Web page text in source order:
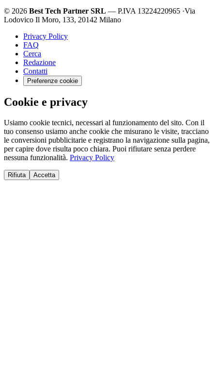
© 2026 Best Tech Partner SRL — P.IVA 13224220965 ·Via
Lodovico Il Moro, 133, 20142 Milano
Privacy Policy
FAQ
Cerca
Redazione
Contatti
Preferenze cookie
Cookie e privacy
Usiamo cookie tecnici, necessari al funzionamento del sito. Con il
tuo consenso usiamo anche cookie che misurano le visite, tracciano
le conversioni pubblicitarie e registrano la navigazione sulla pagina,
per capire dove risulta poco chiara. Puoi rifiutare senza perdere
nessuna funzionalità. Privacy Policy
Rifiuta Accetta